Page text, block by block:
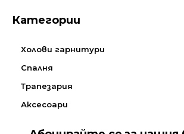
Категории
Холови гарнитури
Спалня
Трапезария
Аксесоари